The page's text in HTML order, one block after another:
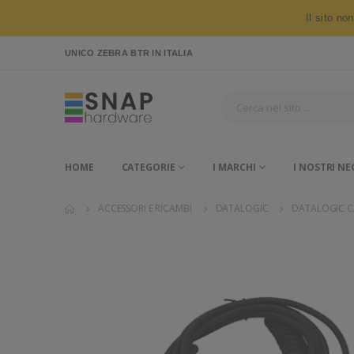
Il sito
UNICO ZEBRA BTR IN ITALIA
HOME CATEGORIE I MARCHI I NOSTRI
ACCESSORI E RICAMBI DATALOGIC DATALOGIC